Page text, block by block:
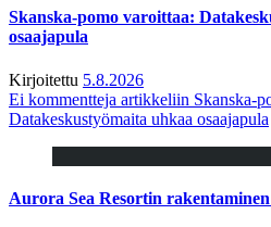
Skanska-pomo varoittaa:
osaajapula
Kirjoitettu 5.8.2026
Ei kommentteja artikkeliin Skanska-
Datakeskustyömaita uhkaa osaajapula
Aurora Sea Resortin